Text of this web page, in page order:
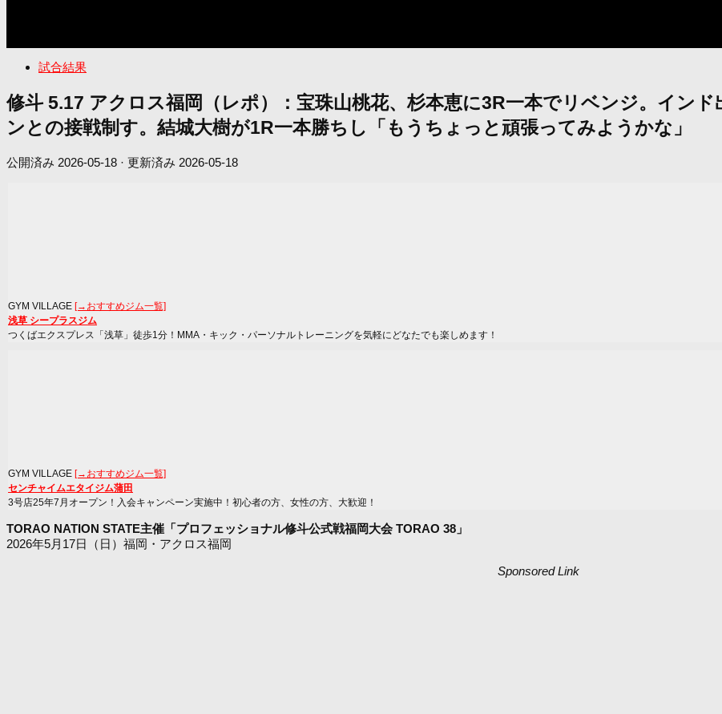
試合結果
修斗 5.17 アクロス福岡（レポ）：宝珠山桃花、杉本恵に3R一本でリベンジ。イン
ンとの接戦制す。結城大樹が1R一本勝ちし「もうちょっと頑張ってみようかな」
公開済み 2026-05-18 · 更新済み 2026-05-18
GYM VILLAGE [→おすすめジム一覧]
浅草 シープラスジム
つくばエクスプレス「浅草」徒歩1分！MMA・キック・パーソナルトレーニングを気軽にどなたでも楽しめます！
GYM VILLAGE [→おすすめジム一覧]
センチャイムエタイジム蒲田
3号店25年7月オープン！入会キャンペーン実施中！初心者の方、女性の方、大歓迎！
TORAO NATION STATE主催「プロフェッショナル修斗公式戦福岡大会 TORAO 38」
2026年5月17日（日）福岡・アクロス福岡
Sponsored Link